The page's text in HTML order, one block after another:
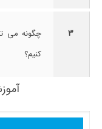
3
چگونه می
کنیم؟